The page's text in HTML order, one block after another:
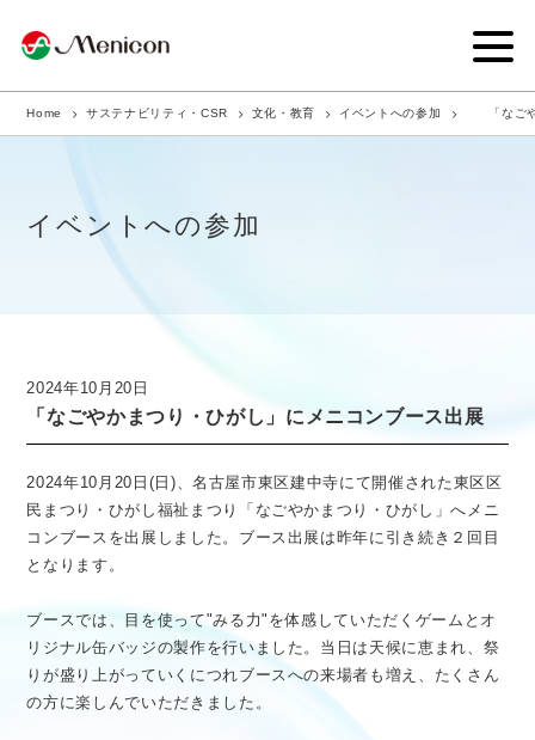
企業情報
商品サイト
ニュース
採用情報
医療従事者向け情報 GLOBAL
Home サステナビリティ・CSR 文化・教育 イベントへの参加 「な
イベントへの参加
2024年10月20日
「なごやかまつり・ひがし」にメニコンブース出展
2024年10月20日(日)、名古屋市東区建中寺にて開催された東区区
民まつり・ひがし福祉まつり「なごやかまつり・ひがし」へメニ
コンブースを出展しました。ブース出展は昨年に引き続き２回目
となります。
ブースでは、目を使って"みる力"を体感していただくゲームとオ
リジナル缶バッジの製作を行いました。当日は天候に恵まれ、祭
りが盛り上がっていくにつれブースへの来場者も増え、たくさん
の方に楽しんでいただきました。